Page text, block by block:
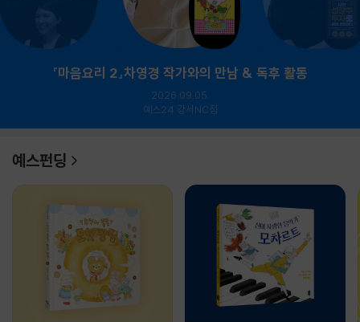
『마음요리 2』차영경 작가와의 만남 & 독후 활동
2026.09.05.
예스24 강서NC점
예스펀딩